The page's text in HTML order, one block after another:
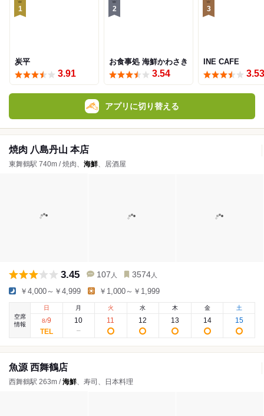
1
炭平
3.91
2
お食事処 海鮮かわさき
3.54
3
INE CAFE
3.53
アプリに切り替える
焼肉 八島丹山 本店
東舞鶴駅 740m / 焼肉、 海鮮、居酒屋
3.45 107 人 3574 人
￥4,000～￥4,999 ￥1,000～￥1,999
空席
情報
日
8/9
月
10
火
11
水
12
木
13
金
14
土
15
魚源 西舞鶴店
西舞鶴駅 263m /海鮮、寿司、日本料理